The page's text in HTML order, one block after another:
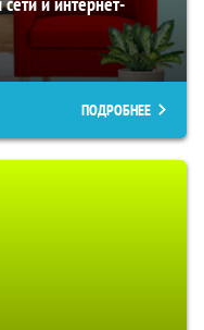
ПОДРОБНЕЕ